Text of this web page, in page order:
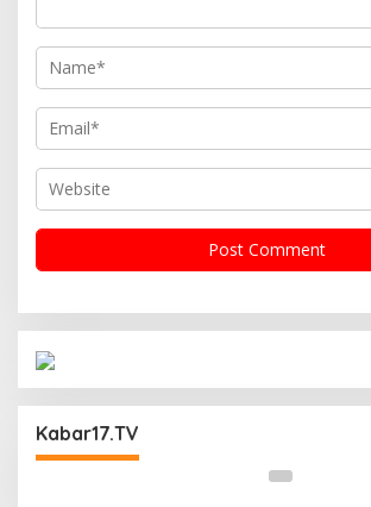
Kabar17.TV
Operasi Cipta Kondisi Digelar
Malam Libur